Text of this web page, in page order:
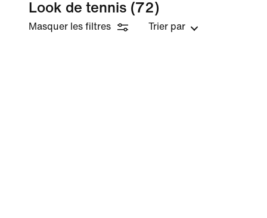
Look de tennis (72)
Masquer les filtres Trier par